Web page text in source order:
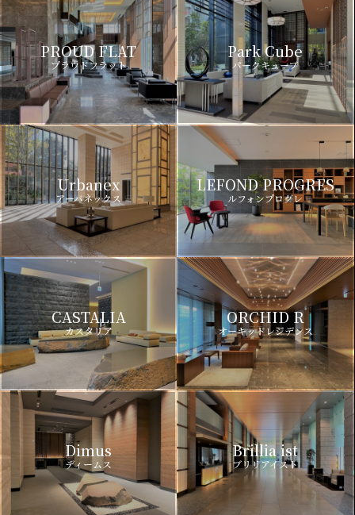
PROUD FLAT
プラウドフラット
Park Cube
パークキューブ
Urbanex
アーバネックス
LEFOND PROGRES
ルフォンプログレ
CASTALIA
カスタリア
ORCHID R
オーキッドレジデンス
Dimus
ディームス
Brillia ist
ブリリアイスト